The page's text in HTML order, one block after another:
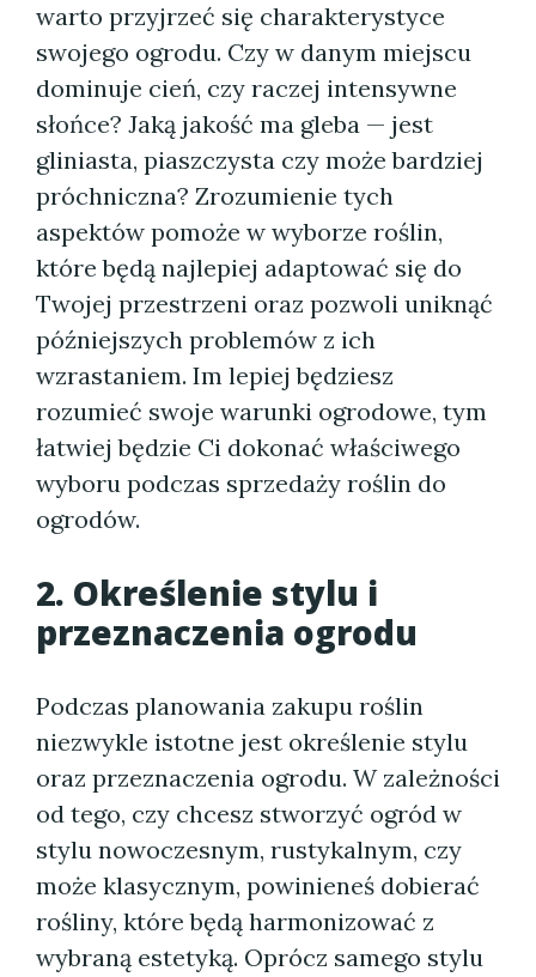
warto przyjrzeć się charakterystyce
swojego ogrodu. Czy w danym miejscu
dominuje cień, czy raczej intensywne
słońce? Jaką jakość ma gleba — jest
gliniasta, piaszczysta czy może bardziej
próchniczna? Zrozumienie tych
aspektów pomoże w wyborze roślin,
które będą najlepiej adaptować się do
Twojej przestrzeni oraz pozwoli uniknąć
późniejszych problemów z ich
wzrastaniem. Im lepiej będziesz
rozumieć swoje warunki ogrodowe, tym
łatwiej będzie Ci dokonać właściwego
wyboru podczas sprzedaży roślin do
ogrodów.
2. Określenie stylu i
przeznaczenia ogrodu
Podczas planowania zakupu roślin
niezwykle istotne jest określenie stylu
oraz przeznaczenia ogrodu. W zależności
od tego, czy chcesz stworzyć ogród w
stylu nowoczesnym, rustykalnym, czy
może klasycznym, powinieneś dobierać
rośliny, które będą harmonizować z
wybraną estetyką. Oprócz samego stylu